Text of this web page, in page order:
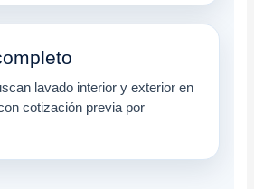
lavado interior y exterior en
cotización previa por